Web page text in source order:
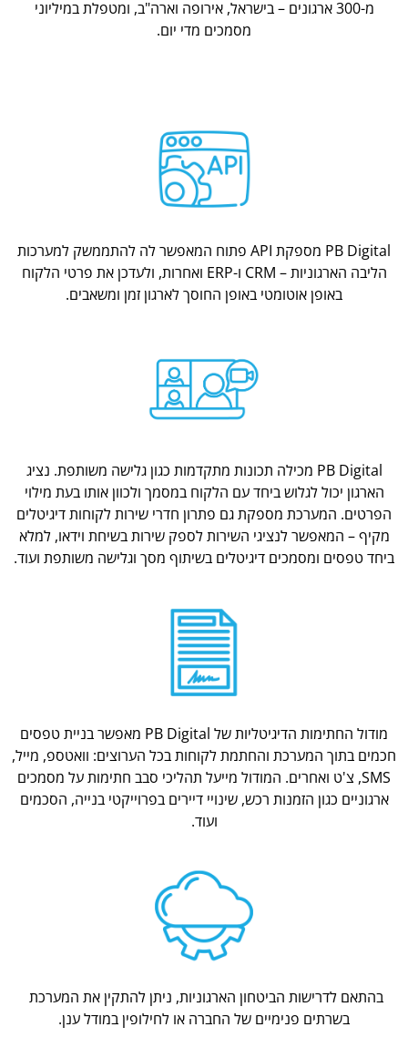
מ-300 ארגונים – בישראל, אירופה וארה"ב, ומטפלת במיליוני
מסמכים מדי יום.
PB Digital מספקת API פתוח המאפשר לה להתממשק למערכות
הליבה הארגוניות – CRM ו-ERP ואחרות, ולעדכן את פרטי הלקוח
באופן אוטומטי באופן החוסך לארגון זמן ומשאבים.
PB Digital מכילה תכונות מתקדמות כגון גלישה משותפת. נציג
הארגון יכול לגלוש ביחד עם הלקוח במסמך ולכוון אותו בעת מילוי
הפרטים. המערכת מספקת גם פתרון חדרי שירות לקוחות דיגיטלים
מקיף – המאפשר לנציגי השירות לספק שירות בשיחת וידאו, למלא
ביחד טפסים ומסמכים דיגיטלים בשיתוף מסך וגלישה משותפת ועוד.
מודול החתימות הדיגיטליות של PB Digital מאפשר בניית טפסים
חכמים בתוך המערכת והחתמת לקוחות בכל הערוצים: וואטספ, מייל,
SMS, צ'ט ואחרים. המודול מייעל תהליכי סבב חתימות על מסמכים
ארגוניים כגון הזמנות רכש, שינויי דיירים בפרוייקטי בנייה, הסכמים
ועוד.
בהתאם לדרישות הביטחון הארגוניות, ניתן להתקין את המערכת
בשרתים פנימיים של החברה או לחילופין במודל ענן.